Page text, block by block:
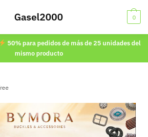
Gasel2000 0
50% para pedidos de más de 25 unidades del
mismo producto